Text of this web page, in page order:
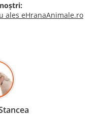
ales eHranaAnimale.ro